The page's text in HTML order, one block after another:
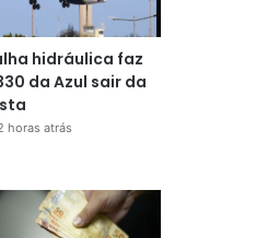
hidráulica faz
da Azul sair da
horas atrás